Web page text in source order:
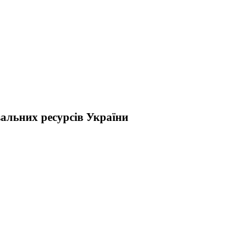
ресурсів України